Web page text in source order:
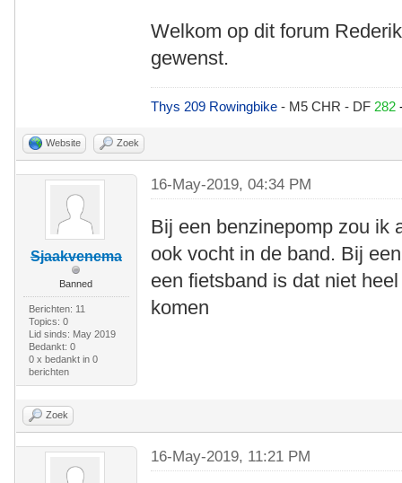
Welkom op dit forum
gewenst.
Thys 209 Rowingbike- M5 CHR - DF 282
Website Zoek
Sjaakvenema
Banned
Berichten: 11
Topics: 0
Lid sinds: May 2019
Bedankt: 0
0 x bedankt in 0
berichten
16-May-2019, 04:34 PM
Bij een benzinepomp zou ik
ook vocht in de band. Bij
een fietsband is dat niet
komen
Zoek
16-May-2019, 11:21 PM